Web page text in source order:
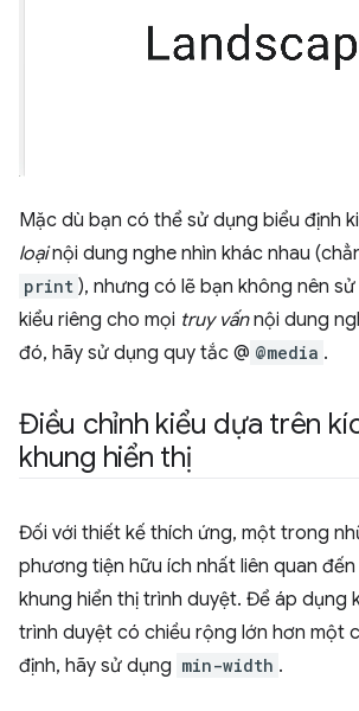
Mặc dù bạn có thể sử dụng biểu định
loạinội dung nghe nhìn khác nhau
print ), nhưng có lẽ bạn không nên
kiểu riêng cho mọi truy vấnnội dung
đó, hãy sử dụng quy tắc @ @media .
Điều chỉnh kiểu dựa trên
khung hiển thị
Đối với thiết kế thích ứng, một trong
phương tiện hữu ích nhất liên quan
khung hiển thị trình duyệt. Để áp dụng
trình duyệt có chiều rộng lớn hơn một
định, hãy sử dụng min-width .